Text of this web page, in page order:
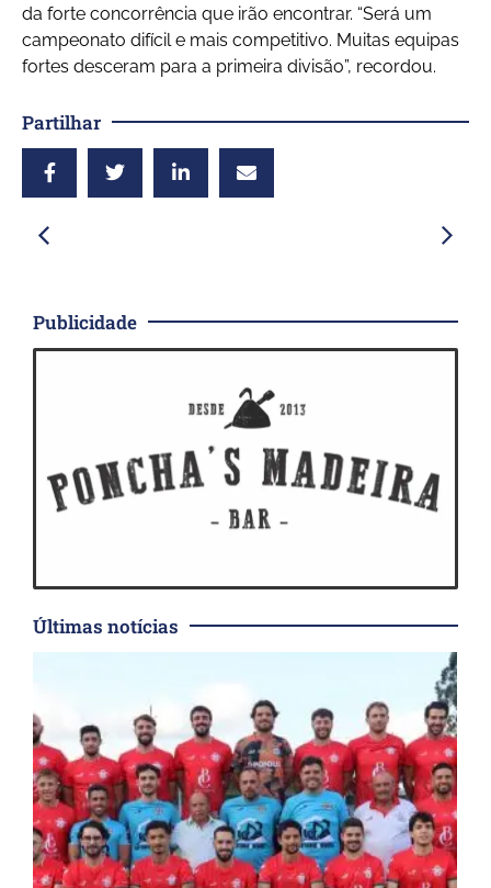
da forte concorrência que irão encontrar. “Será um
campeonato difícil e mais competitivo. Muitas equipas
fortes desceram para a primeira divisão”, recordou.
Partilhar
Publicidade
Últimas notícias